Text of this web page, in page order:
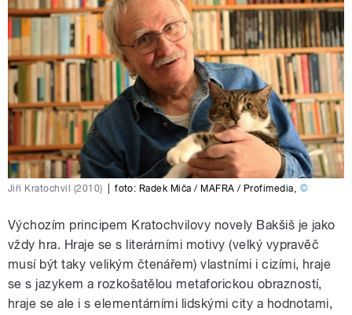
Jiří Kratochvil (2010) foto: Radek Miča / MAFRA / Profimedia, ©
Výchozím principem Kratochvilovy novely Bakšiš je jako
vždy hra. Hraje se s literárními motivy (velký vypravěč
musí být taky velikým čtenářem) vlastními i cizími, hraje
se s jazykem a rozkošatělou metaforickou obrazností,
hraje se ale i s elementárními lidskými city a hodnotami,